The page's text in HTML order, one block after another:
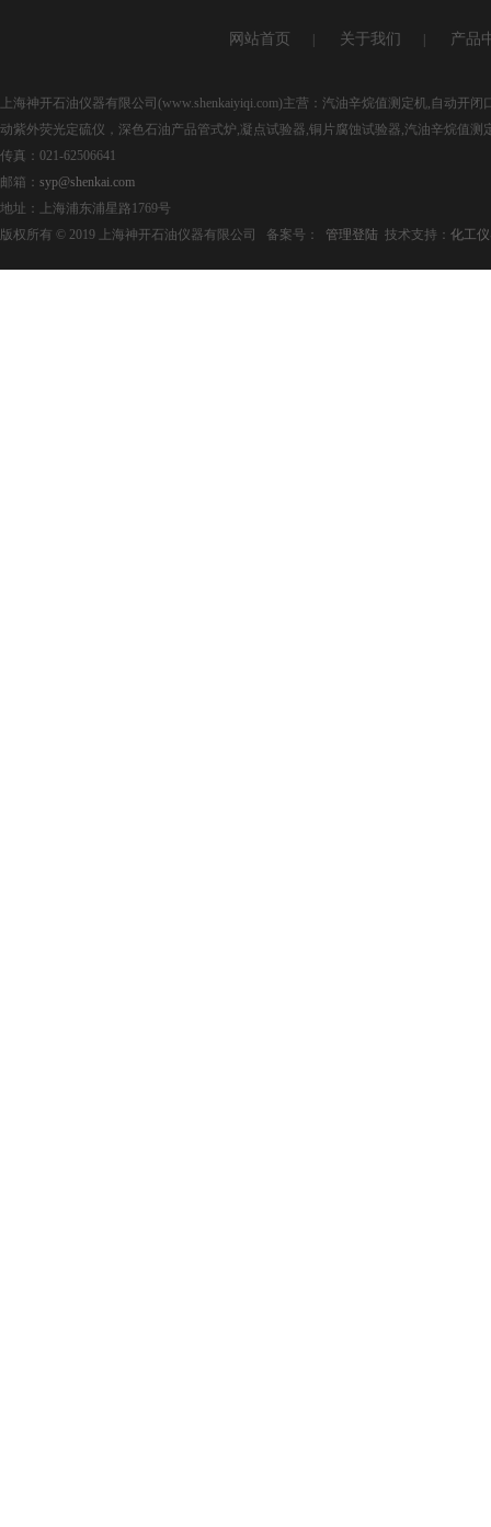
网站首页 关于我们 产品
上海神开石油仪器有限公司(www.shenkaiyiqi.com)主营：汽油辛烷值测定机,自动
动紫外荧光定硫仪，深色石油产品管式炉,凝点试验器,铜片腐蚀试验器,汽油辛烷值测
传真：021-62506641
邮箱： syp@shenkai.com
地址：上海浦东浦星路1769号
版权所有 © 2019 上海神开石油仪器有限公司 备案号：
管理登陆 技术支持： 化工